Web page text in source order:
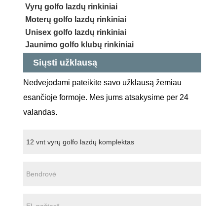
Vyrų golfo lazdų rinkiniai
Moterų golfo lazdų rinkiniai
Unisex golfo lazdų rinkiniai
Jaunimo golfo klubų rinkiniai
Siųsti užklausą
Nedvejodami pateikite savo užklausą žemiau
esančioje formoje. Mes jums atsakysime per 24
valandas.